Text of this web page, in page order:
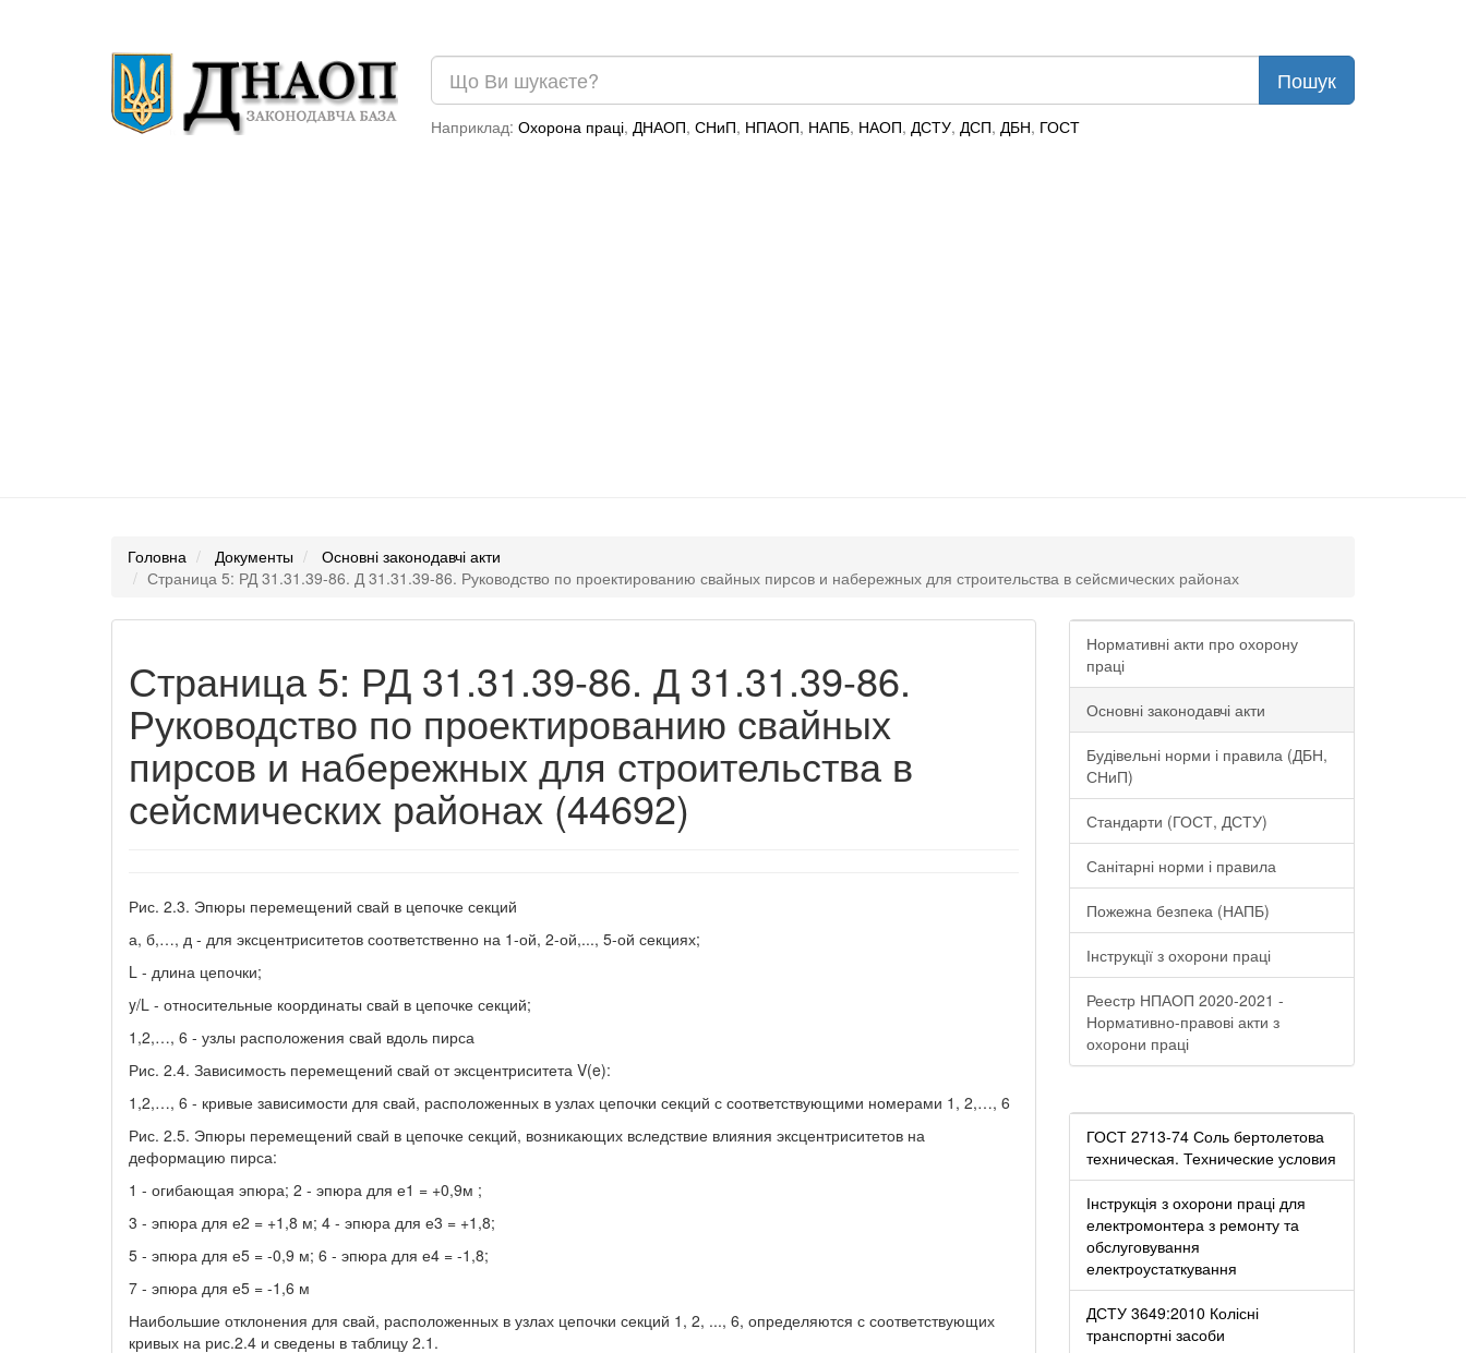
Наприклад: Охорона праці, ДНАОП, СНиП, НПАОП, НАПБ, НАОП, ДСТУ, ДСП, ДБН, ГОСТ
Головна Документы
Основні законодавчі акти
Страница 5: РД 31.31.39-86. Д 31.31.39-86. Руководство по проектированию свайных пирсов и набережных для строительства в сейсмических районах
Страница 5: РД 31.31.39-86. Д 31.31.39-86.
Руководство по проектированию свайных
пирсов и набережных для строительства в
сейсмических районах (44692)
Рис. 2.3. Эпюры перемещений свай в цепочке секций
а, б,…, д - для эксцентриситетов соответственно на 1-ой, 2-ой,..., 5-ой секциях;
L - длина цепочки;
y/L - относительные координаты свай в цепочке секций;
1,2,…, 6 - узлы расположения свай вдоль пирса
Рис. 2.4. Зависимость перемещений свай от эксцентриситета V(e):
1,2,…, 6 - кривые зависимости для свай, расположенных в узлах цепочки секций с соответствующими номерами 1, 2,…, 6
Рис. 2.5. Эпюры перемещений свай в цепочке секций, возникающих вследствие влияния эксцентриситетов на
деформацию пирса:
1 - огибающая эпюра; 2 - эпюра для е1 = +0,9м ;
3 - эпюра для е2 = +1,8 м; 4 - эпюра для е3 = +1,8;
5 - эпюра для е5 = -0,9 м; 6 - эпюра для е4 = -1,8;
7 - эпюра для е5 = -1,6 м
Наибольшие отклонения для свай, расположенных в узлах цепочки секций 1, 2, ..., 6, определяются с соответствующих
кривых на рис.2.4 и сведены в таблицу 2.1.
Нормативні акти про охорону
праці
Основні законодавчі акти
Будівельні норми і правила (ДБН,
СНиП)
Стандарти (ГОСТ, ДСТУ)
Санітарні норми і правила
Пожежна безпека (НАПБ)
Інструкції з охорони праці
Реестр НПАОП 2020-2021 -
Нормативно-правові акти з
охорони праці
ГОСТ 2713-74 Соль бертолетова
техническая. Технические условия
Інструкція з охорони праці для
електромонтера з ремонту та
обслуговування
електроустаткування
ДСТУ 3649:2010 Колісні
транспортні засоби